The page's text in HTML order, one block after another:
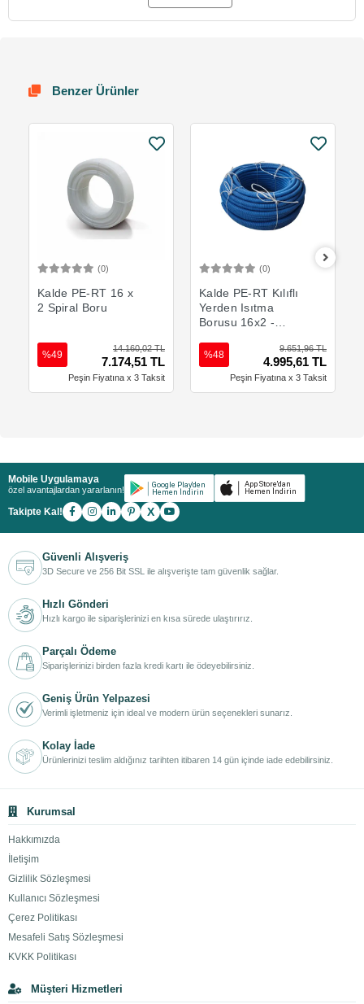
Benzer Ürünler
(0)
Kalde PE-RT 16 x
2 Spiral Boru
14.160,02 TL
7.174,51 TL
%49
Peşin Fiyatına x 3 Taksit
(0)
Kalde PE-RT Kılıflı
Yerden Isıtma
Borusu 16x2 -
9.651,96 TL
4.995,61 TL
%48
Peşin Fiyatına x 3 Taksit
Mobile Uygulamaya
özel avantajlardan yararlanın!
Takipte Kal! X
Güvenli Alışveriş
3D Secure ve 256 Bit SSL ile alışverişte tam güvenlik sağlar.
Hızlı Gönderi
Hızlı kargo ile siparişlerinizi en kısa sürede ulaştırırız.
Parçalı Ödeme
Siparişlerinizi birden fazla kredi kartı ile ödeyebilirsiniz.
Geniş Ürün Yelpazesi
Verimli işletmeniz için ideal ve modern ürün seçenekleri sunarız.
Kolay İade
Ürünlerinizi teslim aldığınız tarihten itibaren 14 gün içinde iade edebilirsiniz.
Kurumsal
Hakkımızda
İletişim
Gizlilik Sözleşmesi
Kullanıcı Sözleşmesi
Çerez Politikası
Mesafeli Satış Sözleşmesi
KVKK Politikası
Müşteri Hizmetleri